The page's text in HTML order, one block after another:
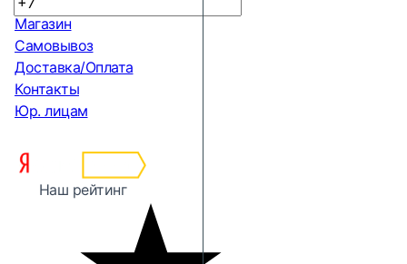
Магазин
Самовывоз
Доставка/Оплата
Контакты
Юр. лицам
Наш рейтинг